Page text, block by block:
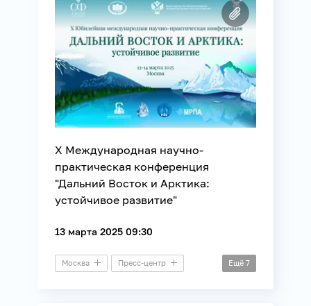
Х Международная научно-
практическая конференция
"Дальний Восток и Арктика:
устойчивое развитие"
13 марта 2025 09:30
Москва Пресс-центр Ещё 7